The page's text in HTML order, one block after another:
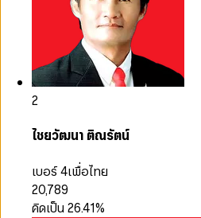
2
ไชยวัฒนา ติณรัตน์
เบอร์ 4เพื่อไทย
20,789
คิดเป็น26.41%